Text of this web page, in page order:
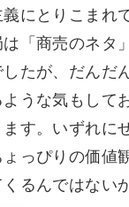
にとりこまれ
「商売のネタ
たが、だんだ
うな気もして
す。いずれに
っぴりの価値
るんではない